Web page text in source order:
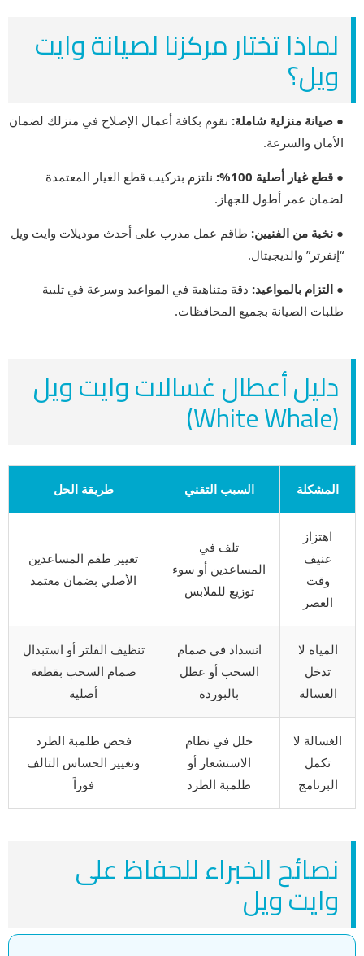
لماذا تختار مركزنا لصيانة وايت
ويل؟
● صيانة منزلية شاملة: نقوم بكافة أعمال الإصلاح في منزلك لضمان
الأمان والسرعة.
● قطع غيار أصلية 100%:
نلتزم بتركيب قطع الغيار المعتمدة
لضمان عمر أطول للجهاز.
● نخبة من الفنيين: طاقم عمل مدرب على أحدث موديلات وايت ويل
“إنفرتر” والديجيتال.
● التزام بالمواعيد: دقة متناهية في المواعيد وسرعة في تلبية
طلبات الصيانة بجميع المحافظات.
دليل أعطال غسالات وايت ويل
(White Whale)
المشكلة السبب التقني طريقة الحل
اهتزاز
عنيف
وقت
العصر
تلف في
المساعدين أو سوء
توزيع للملابس
تغيير طقم المساعدين
الأصلي بضمان معتمد
المياه لا
تدخل
الغسالة
انسداد في صمام
السحب أو عطل
بالبوردة
تنظيف الفلتر أو استبدال
صمام السحب بقطعة
أصلية
الغسالة لا
تكمل
البرنامج
خلل في نظام
الاستشعار أو
طلمبة الطرد
فحص طلمبة الطرد
وتغيير الحساس التالف
فوراً
نصائح الخبراء للحفاظ على
وايت ويل